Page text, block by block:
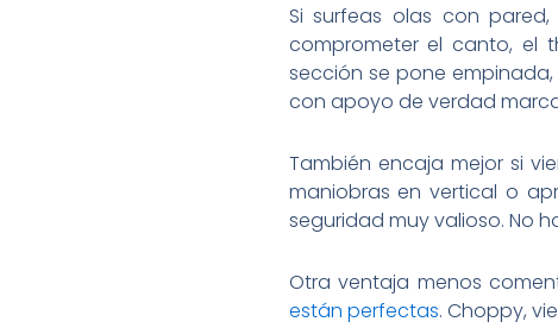
Si surfeas olas con
comprometer el canto, el
sección se pone
con apoyo de verdad
También encaja mejor si
maniobras en vertical o
seguridad muy valioso. No
Otra ventaja menos
están perfectas. Choppy,